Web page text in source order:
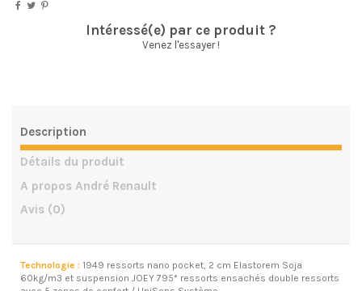
Intéressé(e) par ce produit ?
Venez l'essayer !
Description
Détails du produit
A propos André Renault
Avis (0)
Technologie : 1949 ressorts nano pocket, 2 cm Elastorem Soja
60kg/m3 et suspension JOEY 795* ressorts ensachés double ressorts